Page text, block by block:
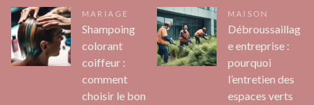
MARIAGE
Shampoing
colorant
coiffeur :
comment
choisir le bon
MAISON
Débroussaillag
e entreprise :
pourquoi
l’entretien des
espaces verts